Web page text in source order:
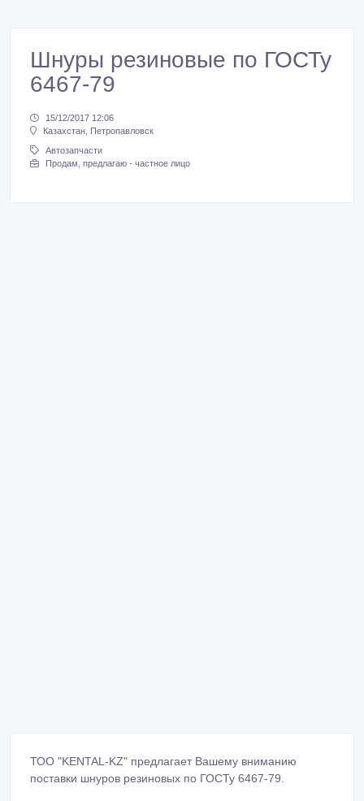
Шнуры резиновые по ГОСТу
6467-79
15/12/2017 12:06
Казахстан, Петропавловск
Автозапчасти
Продам, предлагаю - частное лицо
ТОО "KENTAL-KZ" предлагает Вашему вниманию
поставки шнуров резиновых по ГОСТу 6467-79.